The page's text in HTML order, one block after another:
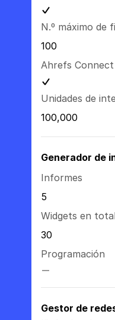
N.º máximo de
100
Ahrefs Connect
Unidades de
100,000
Generador de
Informes
5
Widgets en total
30
Programación
Gestor de